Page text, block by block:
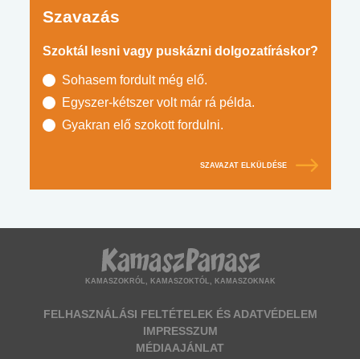
Szavazás
Szoktál lesni vagy puskázni dolgozatíráskor?
Sohasem fordult még elő.
Egyszer-kétszer volt már rá példa.
Gyakran elő szokott fordulni.
SZAVAZAT ELKÜLDÉSE
KAMASZOKRÓL, KAMASZOKTÓL, KAMASZOKNAK
FELHASZNÁLÁSI FELTÉTELEK ÉS ADATVÉDELEM
IMPRESSZUM
MÉDIAAJÁNLAT